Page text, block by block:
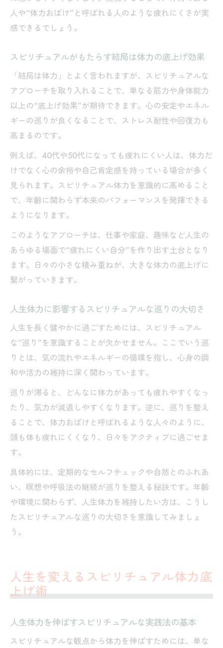
密
人生体力を高めるスピリチュアルな自己理
人や“体力おばけ”と呼ばれる人のような疲れにくさが実
感できるでしょう。
スピリチュアルがもたらす結局は体力の底上げ効果
「結局は体力」とよく言われますが、スピリチュアルな
アプローチを取り入れることで、単なる筋力や身体能力
以上の“底上げ効果”が期待できます。心の安定やエネル
ギーの巡りが良くなることで、ストレス耐性や回復力も
高まるのです。
例えば、40代や50代になっても疲れにくい人は、体力だ
けでなく心の余裕や自己肯定感を持っている場合が多く
見られます。スピリチュアル体力を意識的に高めること
で、年齢に関わらず本来のパフォーマンスを発揮できる
ようになります。
このようなアプローチは、仕事や家庭、趣味など人生の
あらゆる場面で“疲れにくい自分”を作り出す土台となり
ます。日々の小さな積み重ねが、大きな体力の底上げに
繋がっていきます。
人生体力に影響するスピリチュアルな巡りの大切さ
人生を長く健やかに過ごすためには、スピリチュアル
な“巡り”を意識することが欠かせません。ここでいう巡
りとは、気の流れやエネルギーの循環を指し、心身の調
和や活力の維持に深く関わっています。
巡りが滞ると、どんなに体力があっても疲れやすくなっ
たり、気力が減退しやすくなります。逆に、巡りを整え
ることで、体力おばけと呼ばれるような人々のように、
頭も体も疲れにくくなり、日々をアクティブに過ごせま
す。
具体的には、定期的なセルフチェックや自然とのふれあ
い、瞑想や呼吸法の継続が巡りを整える秘訣です。年齢
や環境に関わらず、人生体力を維持したい方は、こうし
たスピリチュアルな巡りの大切さを意識してみましょ
う。
人生を変えるスピリチュアル体力底
上げ術
人生体力を伸ばすスピリチュアルな実践法の基本
スピリチュアルな観点から体力を伸ばすためには、単な